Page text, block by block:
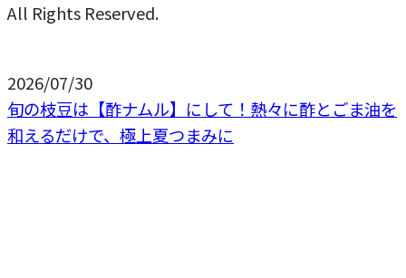
All Rights Reserved.
2026/07/30
旬の枝豆は【酢ナムル】にして！熱々に酢とごま油を
和えるだけで、極上夏つまみに